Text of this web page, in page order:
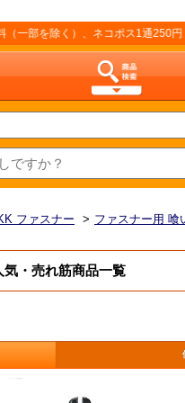
除く）、ネコポス1通250円（厚
ファスナー > ファスナー用 喰
・売れ筋商品一覧